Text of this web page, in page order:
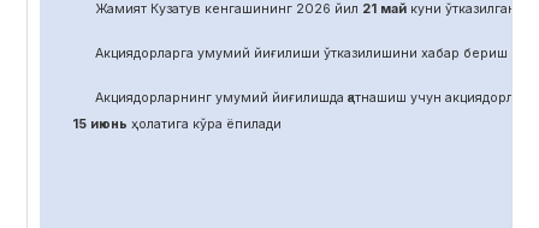
Жамият Кузатув кенгашининг 2026 йил 21 майкуни ўтказилган
Акциядорларга умумий йиғилиши ўтказилишини хабар бериш
Акциядорларнинг умумий йиғилишда қатнашиш учун акциядорлар
15 июнь ҳолатига кўра ёпилади